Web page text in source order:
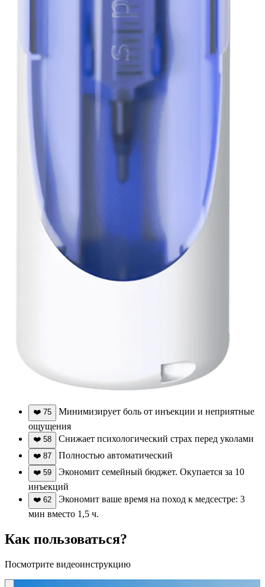
❤️ 75
Минимизирует боль от инъекции и неприятные
ощущения
❤️ 58 Снижает психологический страх перед уколами
❤️ 87 Полностью автоматический
❤️ 59
Экономит семейный бюджет. Окупается за 10
инъекций
❤️ 62
Экономит ваше время на поход к медсестре: 3
мин вместо 1,5 ч.
Как пользоваться?
Посмотрите видеоинструкцию